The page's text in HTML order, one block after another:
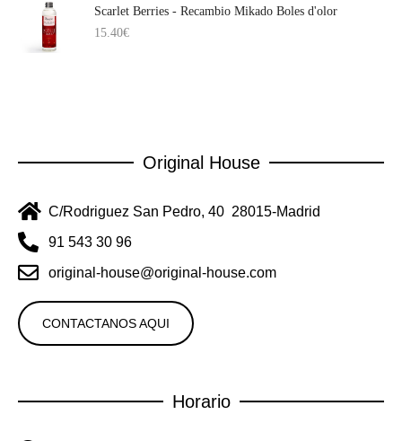
Scarlet Berries - Recambio Mikado Boles d'olor
15.40€
Original House
C/Rodriguez San Pedro, 40 28015-Madrid
91 543 30 96
original-house@original-house.com
CONTACTANOS AQUI
Horario